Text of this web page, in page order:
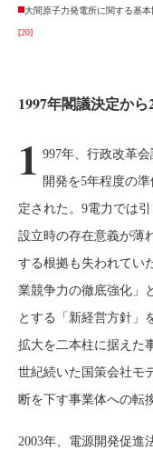
大間原子力発電所に関する基本
[20]
1997年閣議決定か
1 997年、行政改革
開発を5年程度の
定された。9電力では
設立時の存在意義が薄
する根拠も失われてい
業競争力の徹底強化」
とする「新経営方針」
拡大を二本柱に据えた
世紀続いた国策会社モ
断を下す事業体への転
2003年、電源開発促進